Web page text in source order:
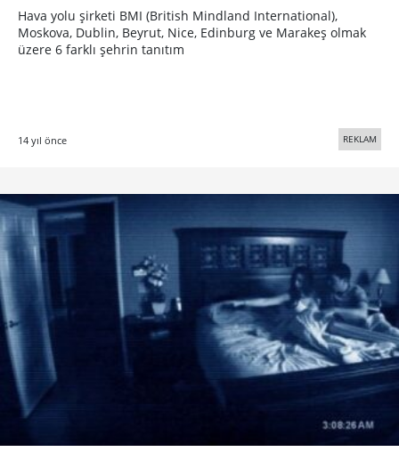
Hava yolu şirketi BMI (British Mindland International),
Moskova, Dublin, Beyrut, Nice, Edinburg ve Marakeş olmak
üzere 6 farklı şehrin tanıtım
14 yıl önce REKLAM